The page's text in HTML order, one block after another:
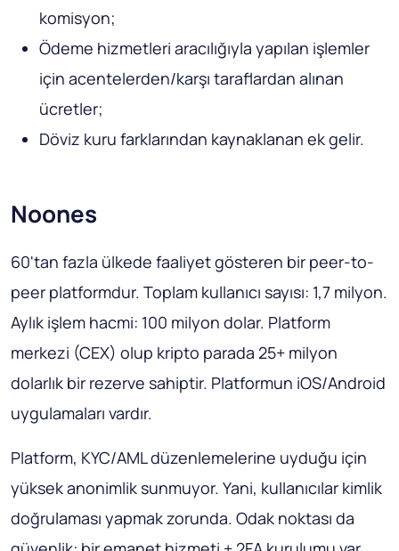
komisyon;
Ödeme hizmetleri aracılığıyla yapılan işlemler
için acentelerden/karşı taraflardan alınan
ücretler;
Döviz kuru farklarından kaynaklanan ek gelir.
Noones
60'tan fazla ülkede faaliyet gösteren bir peer-to-
peer platformdur. Toplam kullanıcı sayısı: 1,7 milyon.
Aylık işlem hacmi: 100 milyon dolar. Platform
merkezi (CEX) olup kripto parada 25+ milyon
dolarlık bir rezerve sahiptir. Platformun iOS/Android
uygulamaları vardır.
Platform, KYC/AML düzenlemelerine uyduğu için
yüksek anonimlik sunmuyor. Yani, kullanıcılar kimlik
doğrulaması yapmak zorunda. Odak noktası da